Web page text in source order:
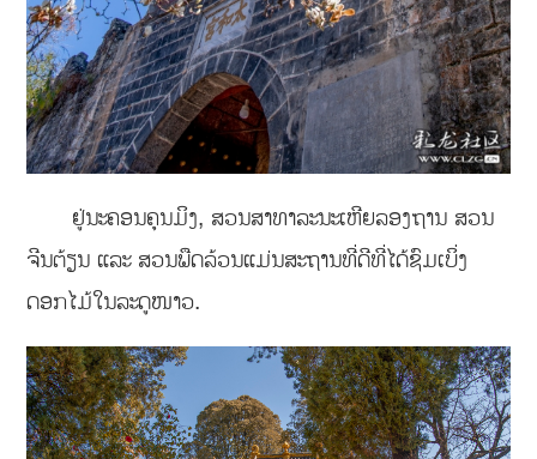
ຢູ່ນະຄອນຄຸນມິງ, ສວນສາທາລະນະເຫີຍລອງຖານ ສວນ
ຈີນຕ້ຽນ ແລະ ສວນພືດລ້ວນແມ່ນສະຖານທີ່ດີທີ່ໄດ້ຊົມເບິ່ງ
ດອກໄມ້ໃນລະດູໜາວ.